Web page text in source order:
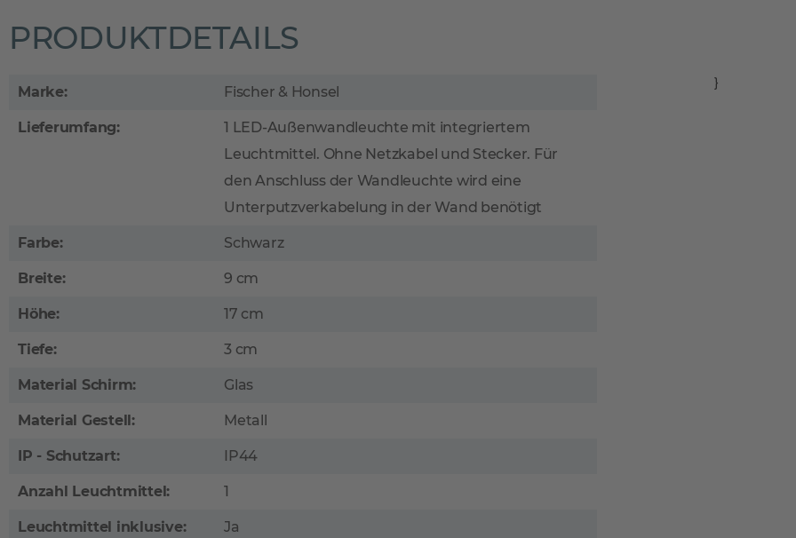
PRODUKTDETAILS
Marke: Fischer & Honsel
Lieferumfang:
1 LED-Außenwandleuchte mit integriertem
Leuchtmittel. Ohne Netzkabel und Stecker. Für
den Anschluss der Wandleuchte wird eine
Unterputzverkabelung in der Wand benötigt
Farbe: Schwarz
Breite: 9 cm
Höhe: 17 cm
Tiefe: 3 cm
Material Schirm: Glas
Material Gestell: Metall
IP - Schutzart: IP44
Anzahl Leuchtmittel: 1
Leuchtmittel inklusive: Ja
}